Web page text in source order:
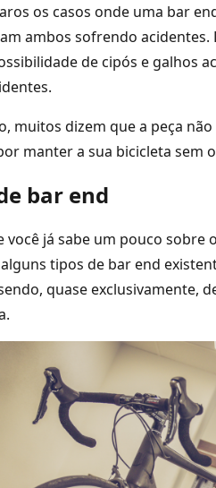
os casos onde uma bar
ambos sofrendo
de cipós e galhos
muitos dizem que a peça
manter a sua bicicleta sem
bar end
você já sabe um pouco sobre
tipos de bar end
quase exclusivamente,